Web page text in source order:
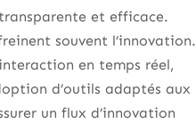
et efficace.
souvent l’innovation.
interaction en temps réel,
d’outils adaptés aux
un flux d’innovation